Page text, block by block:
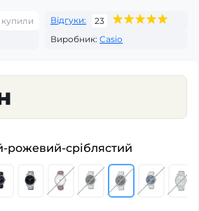
купили Відгуки:
23
Виробник: Casio
рожевий-сріблястий